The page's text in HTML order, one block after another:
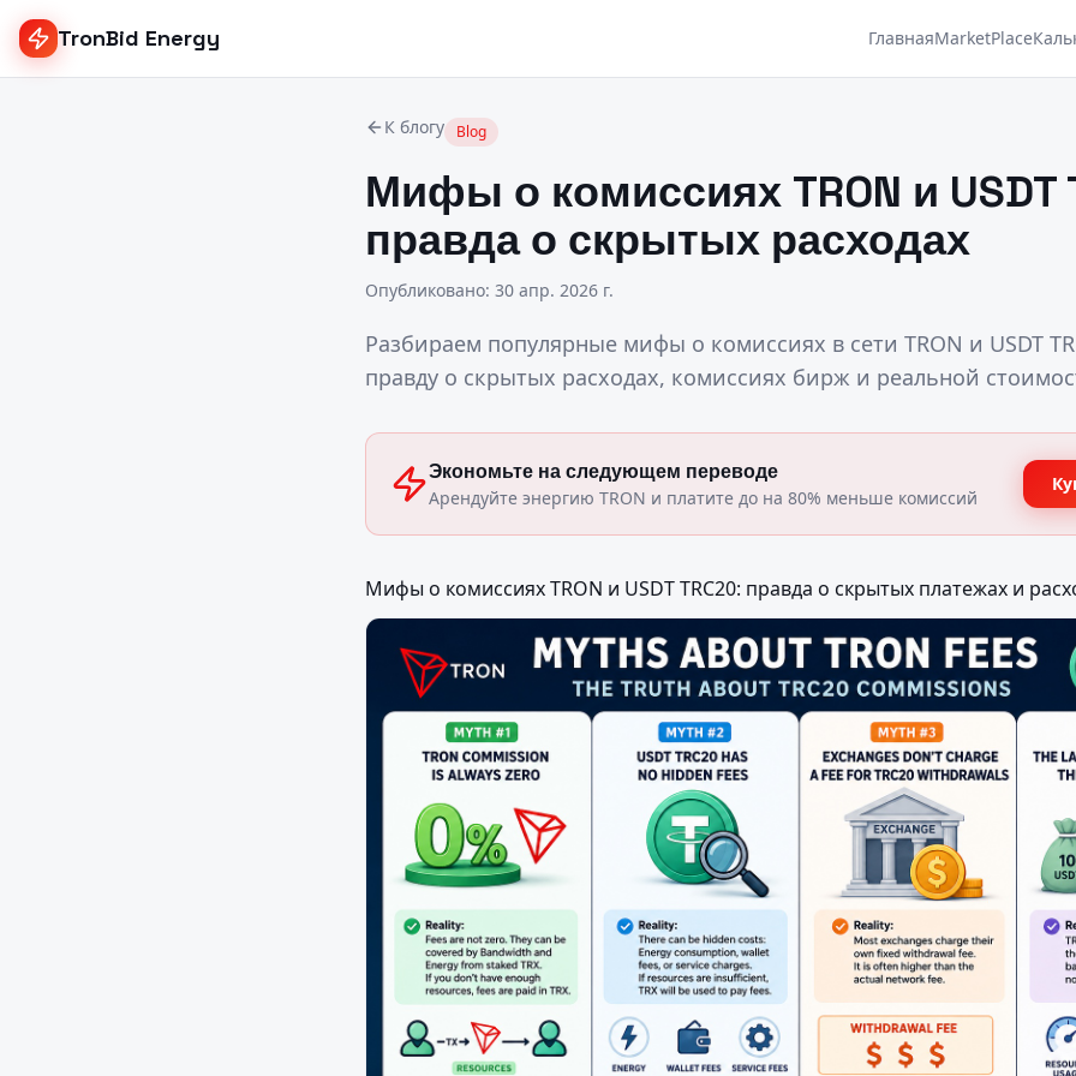
TronBid Energy ГлавнаяMarketPlace
К блогу Blog
Мифы о комиссиях TRON и USDT
правда о скрытых расходах
Опубликовано: 30 апр. 2026 г.
Разбираем популярные мифы о комиссиях в сети TRON и USDT
правду о скрытых расходах, комиссиях бирж и реальной
Экономьте на следующем переводе
Арендуйте энергию TRON и платите до на 80% меньше комиссий
Мифы о комиссиях TRON и USDT TRC20: правда о скрытых платежах и